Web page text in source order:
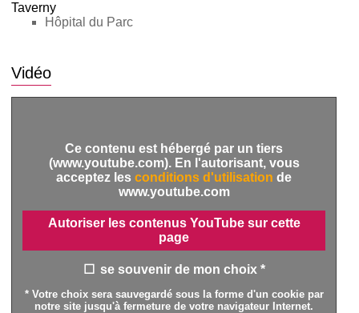
Taverny
Hôpital du Parc
Vidéo
Ce contenu est hébergé par un tiers
(www.youtube.com). En l'autorisant, vous
acceptez les conditions d'utilisation de
www.youtube.com
Autoriser les contenus YouTube sur cette
page
se souvenir de mon choix *
* Votre choix sera sauvegardé sous la forme d'un cookie par
notre site jusqu'à fermeture de votre navigateur Internet.